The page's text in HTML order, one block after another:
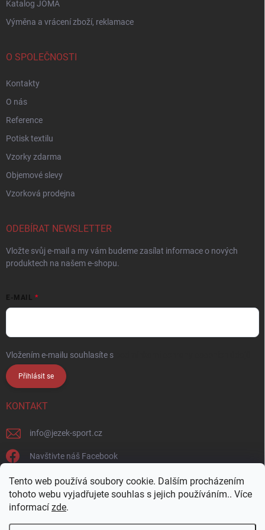
Tento web používá soubory cookie. Dalším procházením
tohoto webu vyjadřujete souhlas s jejich používáním.. Více
informací zde.
Katalog JOMA
Výměna a vrácení zboží, reklamace
O SPOLEČNOSTI
Kontakty
O nás
Reference
Potisk textilu
Vzorky zdarma
Objemové slevy
Vzorková prodejna
ODEBÍRAT NEWSLETTER
Vložte svůj e-mail a my vám budeme zasílat informace o nových
produktech na našem e-shopu.
E-MAIL
Vložením e-mailu souhlasíte s
Přihlásit se
KONTAKT
info@jezek-sport.cz
Navštivte náš Facebook
jezek_sport_np/